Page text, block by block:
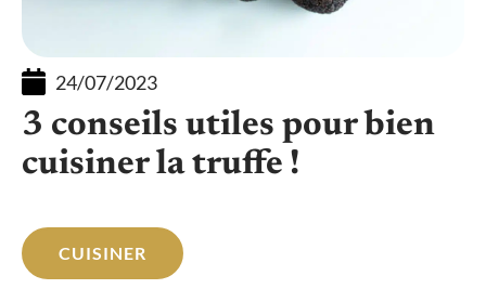
24/07/2023
3 conseils utiles pour bien
cuisiner la truffe !
CUISINER